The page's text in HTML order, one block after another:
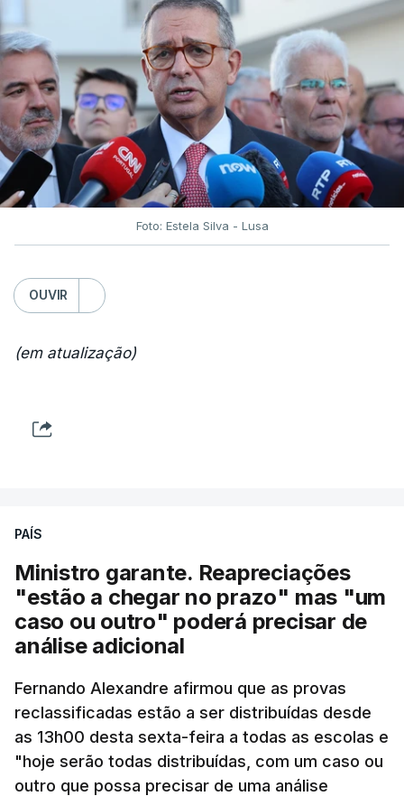
Foto: Estela Silva - Lusa
OUVIR
(em atualização)
PAÍS
Ministro garante. Reapreciações
"estão a chegar no prazo" mas "um
caso ou outro" poderá precisar de
análise adicional
Fernando Alexandre afirmou que as provas
reclassificadas estão a ser distribuídas desde
as 13h00 desta sexta-feira a todas as escolas e
"hoje serão todas distribuídas, com um caso ou
outro que possa precisar de uma análise